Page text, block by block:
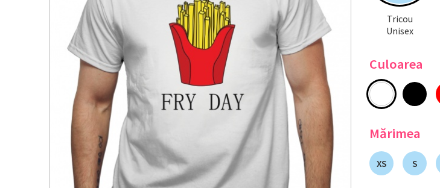
Tricou
Unisex
Culoarea
Mărimea
XS S